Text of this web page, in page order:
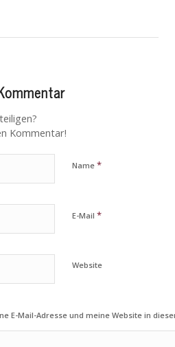
Kommentar!
Name *
E-Mail *
Website
E-Mail-Adresse und meine Website in